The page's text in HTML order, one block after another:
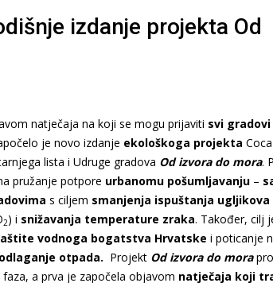
izdanje projekta Od
natječaja na koji se mogu prijaviti svi gradovi
je novo izdanje ekološkoga projekta
lista i Udruge gradova Od izvora do mora.
pružanje potpore urbanomu pošumljavanju –
s ciljem smanjenja ispuštanja ugljikova
2) i snižavanja temperature zraka. Također, cilj
vodnoga bogatstva Hrvatske i poticanje
otpada. Projekt Od izvora do mora
a prva je započela objavom natječaja koji